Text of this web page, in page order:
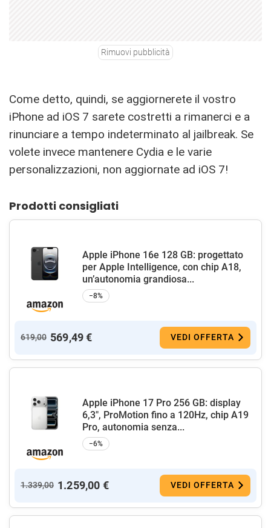
Rimuovi pubblicità
Come detto, quindi, se aggiornerete il vostro
iPhone ad iOS 7 sarete costretti a rimanerci e a
rinunciare a tempo indeterminato al jailbreak. Se
volete invece mantenere Cydia e le varie
personalizzazioni, non aggiornate ad iOS 7!
Prodotti consigliati
Apple iPhone 16e 128 GB: progettato
per Apple Intelligence, con chip A18,
un’autonomia grandiosa...
−8%
619,00 569,49 € VEDI OFFERTA
Apple iPhone 17 Pro 256 GB: display
6,3", ProMotion fino a 120Hz, chip A19
Pro, autonomia senza...
−6%
1.339,00 1.259,00 € VEDI OFFERTA